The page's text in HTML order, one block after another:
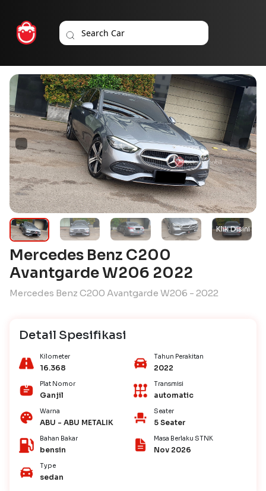
Mercedes Benz C200
Avantgarde W206 2022
Mercedes Benz C200 Avantgarde W206 - 2022
Detail Spesifikasi
Kilometer
16.368
Tahun Perakitan
2022
Plat Nomor
Ganjil
Transmisi
automatic
Warna
ABU - ABU METALIK
Seater
5 Seater
Bahan Bakar
bensin
Masa Berlaku STNK
Nov 2026
Type
sedan